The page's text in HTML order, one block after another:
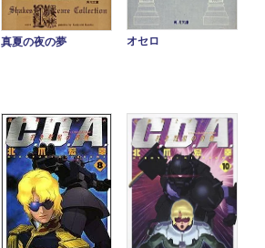
真夏の夜の夢 オセロ